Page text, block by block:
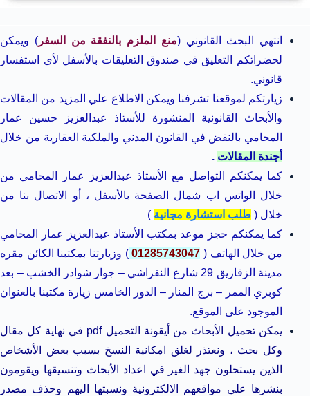
انتهي البحث القانوني (منع الملزم بالنفقة من السفر) ويمكن
لحضراتكم التعليق في صندوق التعليقات بالأسفل لأى استفسار
قانوني.
زيارتكم لموقعنا تشرفنا ويمكن الاطلاع علي المزيد من المقالات
والأبحاث القانونية المنشورة للأستاذ عبدالعزيز حسين عمار
المحامي بالنقض في القانون المدني والملكية العقارية من خلال
أجندة المقالات .
كما يمكنكم التواصل مع الأستاذ عبدالعزيز عمار المحامي من
خلال الواتس اب شمال الصفحة بالأسفل ، أو الاتصال بنا من
خلال ( طلب استشارة مجانية )
كما يمكنكم حجز موعد بمكتب الأستاذ عبدالعزيز عمار المحامي
من خلال الهاتف ( 01285743047 ) وزيارتنا بمكتبنا الكائن مقره
مدينة الزقازيق 29 شارع النقراشي – جوار شوادر الخشب – بعد
كوبري الممر – برج المنار – الدور الخامس زيارة مكتبنا بالعنوان
الموجود على الموقع.
يمكن تحميل الأبحاث من أيقونة التحميل pdf في نهاية كل مقال
وكل بحث ، ونعتذر لغلق امكانية النسخ بسبب بعض الأشخاص
الذين يستحلون جهد الغير في اعداد الأبحاث وتنسيقها ويقومون
بنشرها علي مواقعهم الالكترونية ونسبتها اليهم وحذف مصدر